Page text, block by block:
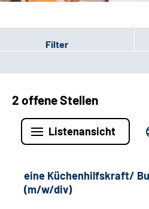
Filter
2 offene Stellen
Listenansicht
eine Küchenhilfskraft/
(m/w/div)